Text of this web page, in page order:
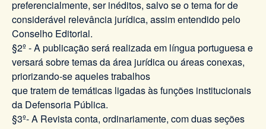
preferencialmente, ser inéditos, salvo se o tema for de
considerável relevância jurídica, assim entendido pelo
Conselho Editorial.
§2º - A publicação será realizada em língua portuguesa e
versará sobre temas da área jurídica ou áreas conexas,
priorizando-se aqueles trabalhos
que tratem de temáticas ligadas às funções institucionais
da Defensoria Pública.
§3º- A Revista conta, ordinariamente, com duas seções